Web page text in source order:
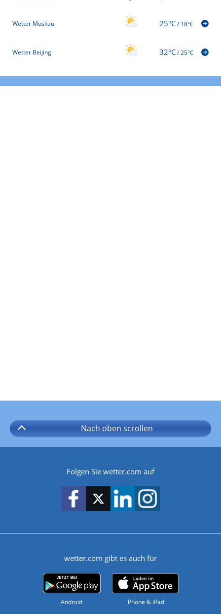
Wetter Moskau 25°C/18°C
Wetter Beijing 32°C/25°C
Nach oben scrollen
Folgen Sie wetter.com auf
wetter.com gibt es auch für
Android iPhone & iPad